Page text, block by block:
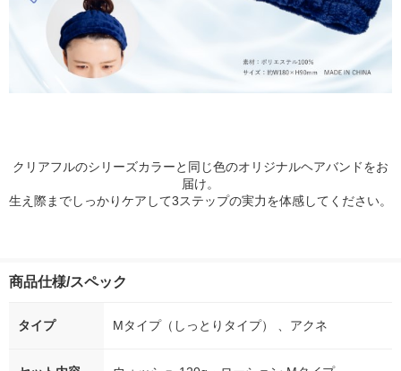
クリアフルのシリーズカラーと同じ色のオリジナルヘアバンドをお
届け。
生え際までしっかりケアして3ステップの実力を体感してください。
商品仕様/スペック
タイプ Mタイプ（しっとりタイプ） 、アクネ